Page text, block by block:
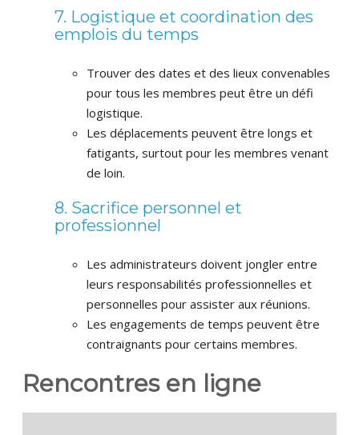
7. Logistique et coordination des
emplois du temps
Trouver des dates et des lieux convenables
pour tous les membres peut être un défi
logistique.
Les déplacements peuvent être longs et
fatigants, surtout pour les membres venant
de loin.
8. Sacrifice personnel et
professionnel
Les administrateurs doivent jongler entre
leurs responsabilités professionnelles et
personnelles pour assister aux réunions.
Les engagements de temps peuvent être
contraignants pour certains membres.
Rencontres en ligne